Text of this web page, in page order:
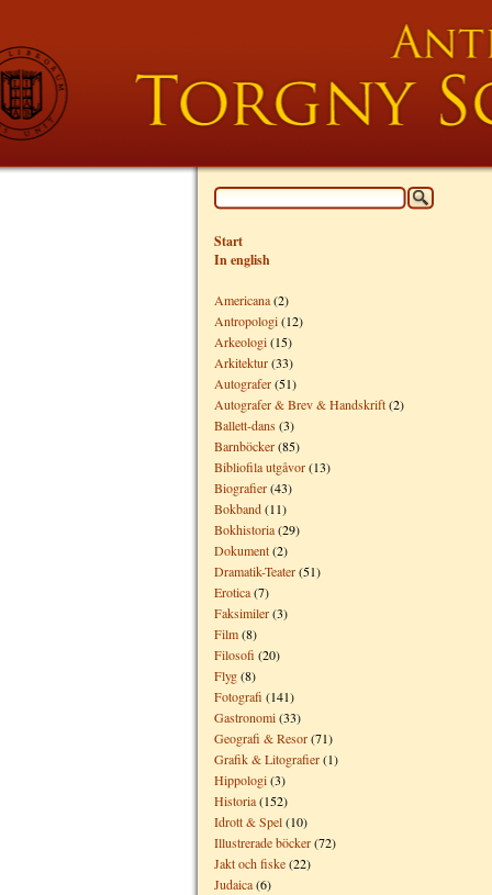
Start
In english
Americana(2)
Antropologi(12)
Arkeologi(15)
Arkitektur(33)
Autografer(51)
Autografer & Brev & Handskrift(2)
Ballett-dans (3)
Barnböcker(85)
Bibliofila utgåvor(13)
Biografier(43)
Bokband(11)
Bokhistoria(29)
Dokument(2)
Dramatik-Teater(51)
Erotica(7)
Faksimiler(3)
Film(8)
Filosofi (20)
Flyg(8)
Fotografi (141)
Gastronomi(33)
Geografi & Resor(71)
Grafik & Litografier(1)
Hippologi(3)
Historia(152)
Idrott & Spel(10)
Illustrerade böcker(72)
Jakt och fiske(22)
Judaica(6)